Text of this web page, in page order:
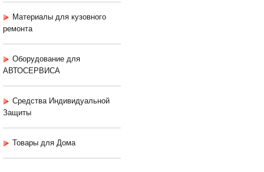
Материалы для кузовного
ремонта
Оборудование для
АВТОСЕРВИСА
Средства Индивидуальной
Защиты
Товары для Дома